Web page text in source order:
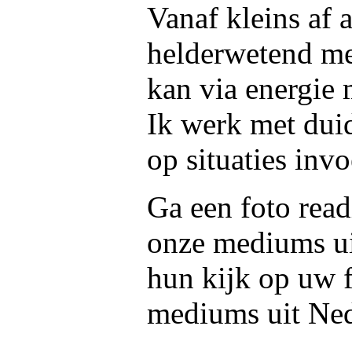
Vanaf kleins af
helderwetend
kan via energie
Ik werk met
op situaties
Ga een foto
onze mediums
hun kijk op uw
mediums uit